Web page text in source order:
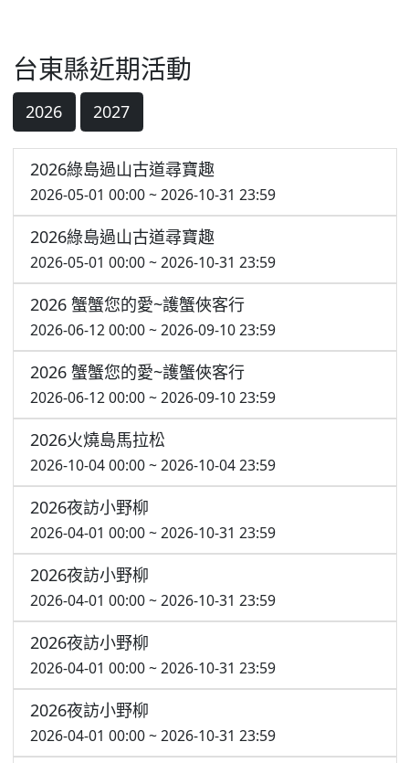
台東縣近期活動
2026 2027
2026綠島過山古道尋寶趣
2026-05-01 00:00 ~ 2026-10-31 23:59
2026綠島過山古道尋寶趣
2026-05-01 00:00 ~ 2026-10-31 23:59
2026 蟹蟹您的愛~護蟹俠客行
2026-06-12 00:00 ~ 2026-09-10 23:59
2026 蟹蟹您的愛~護蟹俠客行
2026-06-12 00:00 ~ 2026-09-10 23:59
2026火燒島馬拉松
2026-10-04 00:00 ~ 2026-10-04 23:59
2026夜訪小野柳
2026-04-01 00:00 ~ 2026-10-31 23:59
2026夜訪小野柳
2026-04-01 00:00 ~ 2026-10-31 23:59
2026夜訪小野柳
2026-04-01 00:00 ~ 2026-10-31 23:59
2026夜訪小野柳
2026-04-01 00:00 ~ 2026-10-31 23:59